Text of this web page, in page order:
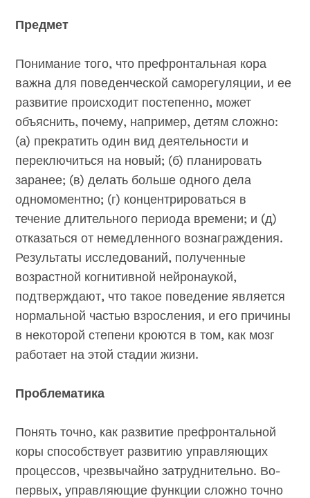
Предмет
Понимание того, что префронтальная кора
важна для поведенческой саморегуляции, и ее
развитие происходит постепенно, может
объяснить, почему, например, детям сложно:
(а) прекратить один вид деятельности и
переключиться на новый; (б) планировать
заранее; (в) делать больше одного дела
одномоментно; (г) концентрироваться в
течение длительного периода времени; и (д)
отказаться от немедленного вознаграждения.
Результаты исследований, полученные
возрастной когнитивной нейронаукой,
подтверждают, что такое поведение является
нормальной частью взросления, и его причины
в некоторой степени кроются в том, как мозг
работает на этой стадии жизни.
Проблематика
Понять точно, как развитие префронтальной
коры способствует развитию управляющих
процессов, чрезвычайно затруднительно. Во-
первых, управляющие функции сложно точно